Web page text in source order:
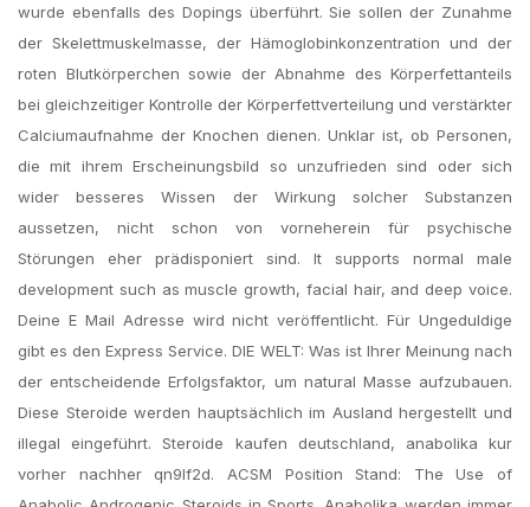
wurde ebenfalls des Dopings überführt. Sie sollen der Zunahme
der Skelettmuskelmasse, der Hämoglobinkonzentration und der
roten Blutkörperchen sowie der Abnahme des Körperfettanteils
bei gleichzeitiger Kontrolle der Körperfettverteilung und verstärkter
Calciumaufnahme der Knochen dienen. Unklar ist, ob Personen,
die mit ihrem Erscheinungsbild so unzufrieden sind oder sich
wider besseres Wissen der Wirkung solcher Substanzen
aussetzen, nicht schon von vorneherein für psychische
Störungen eher prädisponiert sind. It supports normal male
development such as muscle growth, facial hair, and deep voice.
Deine E Mail Adresse wird nicht veröffentlicht. Für Ungeduldige
gibt es den Express Service. DIE WELT: Was ist Ihrer Meinung nach
der entscheidende Erfolgsfaktor, um natural Masse aufzubauen.
Diese Steroide werden hauptsächlich im Ausland hergestellt und
illegal eingeführt. Steroide kaufen deutschland, anabolika kur
vorher nachher qn9lf2d. ACSM Position Stand: The Use of